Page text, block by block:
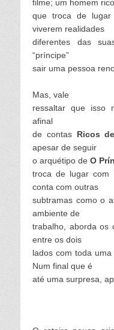
filme; um homem rico
que troca de
viverem realidades
diferentes das
“príncipe”
sair uma pessoa
Mas, vale
ressaltar que isso
afinal
de contas Ricos
apesar de seguir
o arquétipo de O
troca de lugar com
conta com outras
subtramas como o
ambiente de
trabalho, aborda os
entre os dois
lados com toda
Num final que é
até uma surpresa,